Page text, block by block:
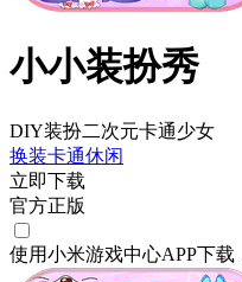
小小装扮秀
DIY装扮二次元卡通少女
换装卡通休闲
立即下载
官方正版
使用小米游戏中心APP下载